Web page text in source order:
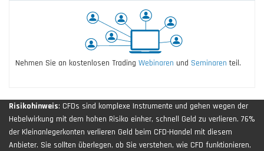
Nehmen Sie an kostenlosen Trading Webinaren und Seminaren teil.
Risikohinweis: CFDs sind komplexe Instrumente und gehen wegen der
Hebelwirkung mit dem hohen Risiko einher, schnell Geld zu verlieren. 76%
der Kleinanlegerkonten verlieren Geld beim CFD-Handel mit diesem
Anbieter. Sie sollten überlegen, ob Sie verstehen, wie CFD funktionieren,